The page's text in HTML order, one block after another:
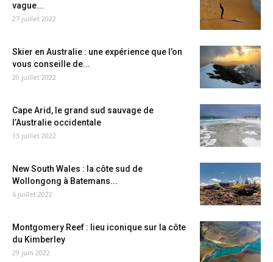
vague...
27 juillet 2022
Skier en Australie : une expérience que l’on
vous conseille de...
20 juillet 2022
Cape Arid, le grand sud sauvage de
l’Australie occidentale
13 juillet 2022
New South Wales : la côte sud de
Wollongong à Batemans...
6 juillet 2022
Montgomery Reef : lieu iconique sur la côte
du Kimberley
29 juin 2022